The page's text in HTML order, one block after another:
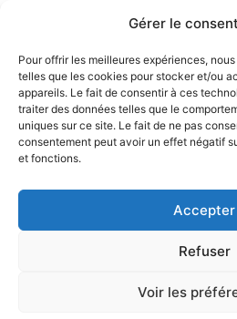
Gérer le
Pour offrir les meilleures expériences,
telles que les cookies pour stocker et/ou
appareils. Le fait de consentir à ces
traiter des données telles que le
uniques sur ce site. Le fait de ne pas
consentement peut avoir un effet négatif
et fonctions.
Accepter
Refuser
Voir les
Sous réserve de disponibilité,
Association Garéoultaise
Association non Garéoultaise
Habitant non Garéoultais
SONT INCLUS DANS LA